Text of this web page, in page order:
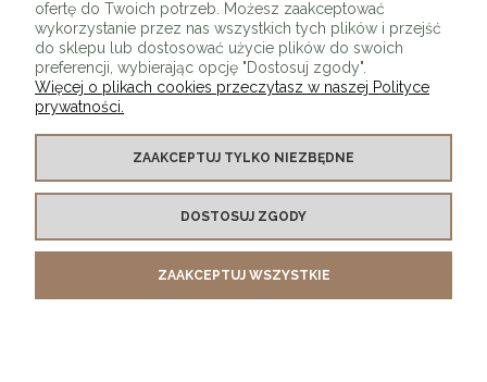
KONTAKT Z NAMI
MOJE KONTO
ofertę do Twoich potrzeb. Możesz zaakceptować
wykorzystanie przez nas wszystkich tych plików i przejść
do sklepu lub dostosować użycie plików do swoich
preferencji, wybierając opcję "Dostosuj zgody".
Więcej o plikach cookies przeczytasz w naszej Polityce
prywatności.
ZAAKCEPTUJ TYLKO NIEZBĘDNE
DOSTOSUJ ZGODY
ZAAKCEPTUJ WSZYSTKIE